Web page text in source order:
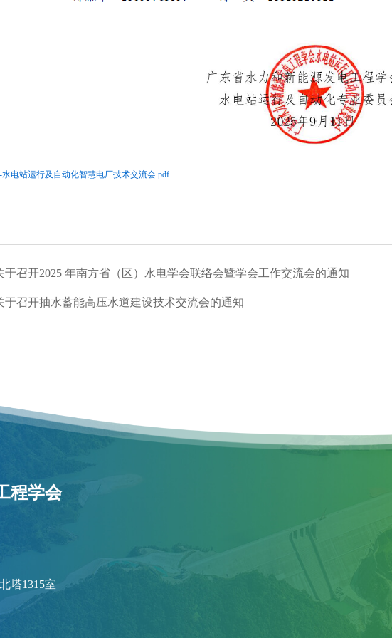
水电站运行及自动化智慧电厂技术交流会.pdf
于召开2025 年南方省（区）水电学会联络会暨学会工作交流会的通知
于召开抽水蓄能高压水道建设技术交流会的通知
程学会
塔1315室